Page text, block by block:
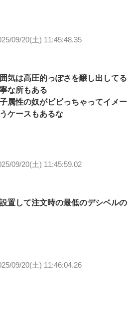
09/20(土) 11:45:48.35
気は高圧的っぽさを醸し出してる
な所もある
属性の奴がビビっちゃってイメー
ケースもあるな
09/20(土) 11:45:59.02
置して注文時の最低のデシベルの
09/20(土) 11:46:04.26